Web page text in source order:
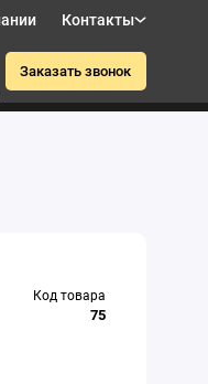
Контакты
Заказать звонок
Код товара
75